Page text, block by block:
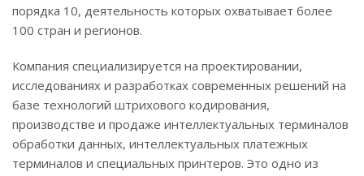
порядка 10, деятельность которых охватывает более
100 стран и регионов.
Компания специализируется на проектировании,
исследованиях и разработках современных решений на
базе технологий штрихового кодирования,
производстве и продаже интеллектуальных терминалов
обработки данных, интеллектуальных платежных
терминалов и специальных принтеров. Это одно из